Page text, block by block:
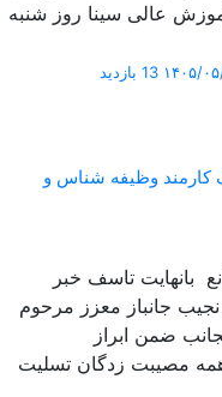
عالی سینا روز شنبه
13 بازدید
کارمند وظیفه شناس و
بانهایت تاسف خبر
جانباز معزز مرحوم
ضمن ابراز
مصیبت زدگان تسلیت